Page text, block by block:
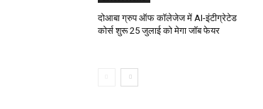
दोआबा ग्रुप ऑफ कॉलेजेज में AI-इंटीग्रेटेड
कोर्स शुरू 25 जुलाई को मेगा जॉब फेयर